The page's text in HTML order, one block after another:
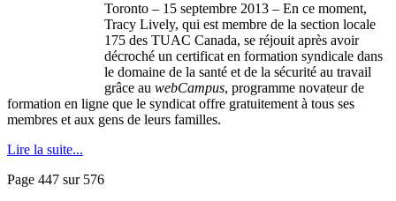
Toronto – 15 septembre 2013 – En ce moment,
Tracy Lively, qui est membre de la section locale
175 des TUAC Canada, se réjouit après avoir
décroché un certificat en formation syndicale dans
le domaine de la santé et de la sécurité au travail
grâce au webCampus, programme novateurde
formation en ligne que le syndicat offre gratuitement à tous ses
membres et aux gens de leurs familles.
Lire la suite...
Page 447 sur 576